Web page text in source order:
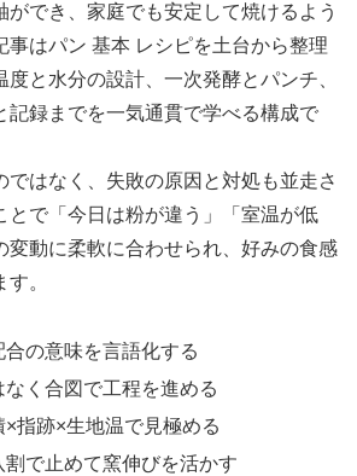
ができ、家庭でも安定して焼けるよう
事はパン 基本 レシピを土台から整理
度と水分の設計、一次発酵とパンチ、
記録までを一気通貫で学べる構成で
ではなく、失敗の原因と対処も並走さ
とで「今日は粉が違う」「室温が低
変動に柔軟に合わせられ、好みの食感
。
の意味を言語化する
く合図で工程を進める
指跡×生地温で見極める
で止めて窯伸びを活かす